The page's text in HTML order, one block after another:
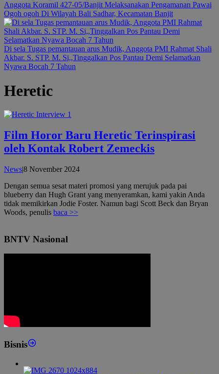
Anggota Koramil 427-05/Banjit Melaksanakan Pengamanan Pawai
Ogoh ogoh Di Wilayah Bali Sadhar, Kecamatan Banjit
Di sela Tugas pemantauan arus Mudik, Anggota PMI Rahmat Shali
Akbar. S. STP. M. Si,,Tinggalkan Pos Pantau Demi Selamatkan
Nyawa Bocah 7 Tahun
Heretic
Film Horor Baru Heretic Terinspirasi
oleh Kontak Robert Zemeckis
News|8 November 2024oleh
Dengan semua sesat materi promosi yang merujuk pada pai
blueberry dan Hugh Grant yang menyeramkan, kami yakin Anda
tidak memikirkan Jodie Foster. Namun bagi Scott Beck dan Bryan
Woods, penulis baca >>
BNTV Nasional
Bisnis